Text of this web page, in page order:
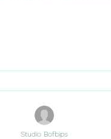
Studio Bofbips